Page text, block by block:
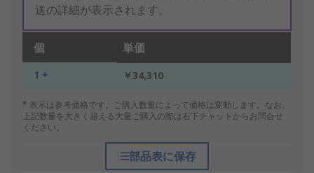
送の詳細が表示されます。
個 単価
1 + ￥34,310
* 表示は参考価格です。ご購入数量によって価格は変動します。なお、
上記数量を大きく超える大量ご購入の際は右下チャットからお問合せ
ください。
部品表に保存